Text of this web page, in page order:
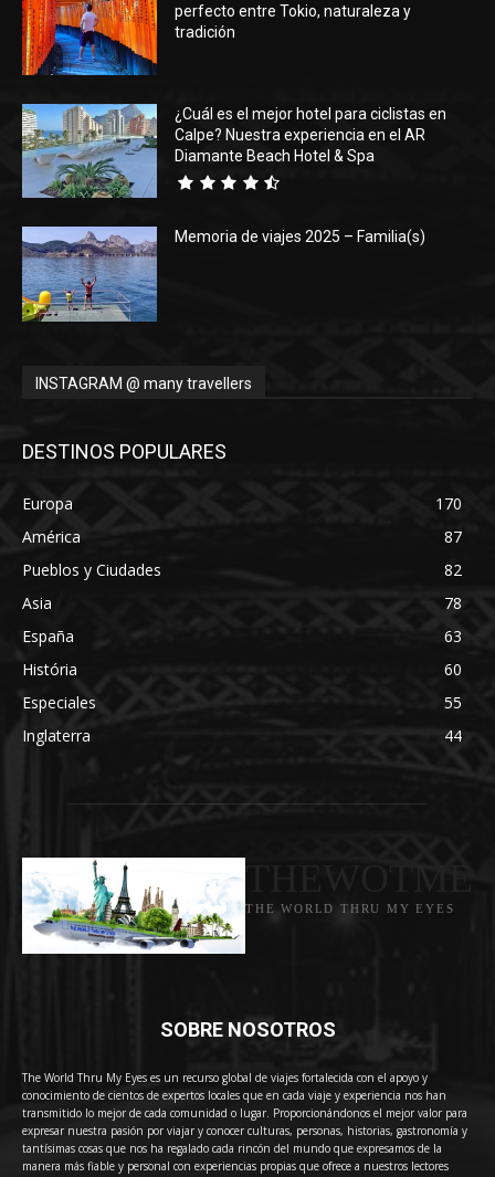
perfecto entre Tokio, naturaleza y
tradición
¿Cuál es el mejor hotel para ciclistas en
Calpe? Nuestra experiencia en el AR
Diamante Beach Hotel & Spa
Memoria de viajes 2025 – Familia(s)
INSTAGRAM @ many travellers
DESTINOS POPULARES
Europa
170
América
87
Pueblos y Ciudades
82
Asia
78
España
63
História
60
Especiales
55
Inglaterra
44
THE WORLD THRU MY EYES
SOBRE NOSOTROS
The World Thru My Eyes es un recurso global de viajes fortalecida con el apoyo y
conocimiento de cientos de expertos locales que en cada viaje y experiencia nos han
transmitido lo mejor de cada comunidad o lugar. Proporcionándonos el mejor valor para
expresar nuestra pasión por viajar y conocer culturas, personas, historias, gastronomía y
tantísimas cosas que nos ha regalado cada rincón del mundo que expresamos de la
manera más fiable y personal con experiencias propias que ofrece a nuestros lectores